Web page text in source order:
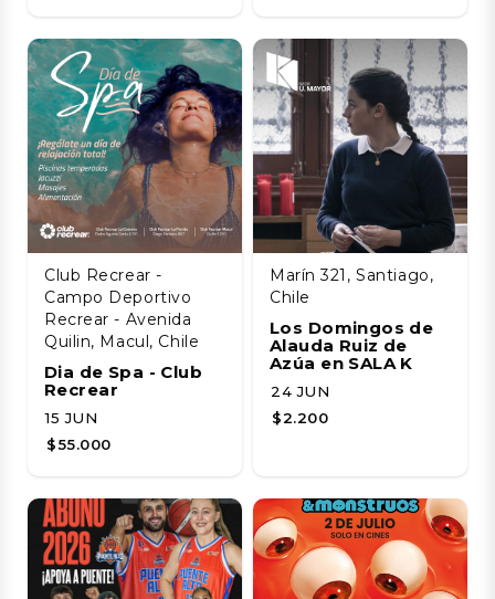
Club Recrear -
Campo Deportivo
Recrear - Avenida
Quilin, Macul, Chile
Dia de Spa - Club
Recrear
15 JUN
$55.000
Marín 321, Santiago,
Chile
Los Domingos de
Alauda Ruiz de
Azúa en SALA K
24 JUN
$2.200